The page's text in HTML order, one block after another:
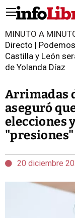
MINUTO A
Directo |
Castilla y León
de Yolanda Díaz
Arrimadas
aseguró
elecciones
"presiones"
20 diciembre